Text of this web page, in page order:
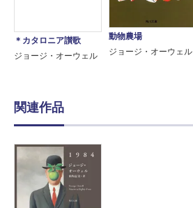
＊カタロニア讃歌
ジョージ・オーウェル
動物農場
ジョージ・オーウェル
関連作品